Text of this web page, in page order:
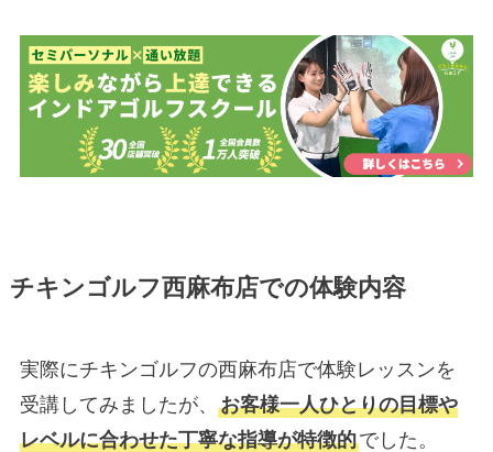
チキンゴルフ西麻布店での体験内容
実際にチキンゴルフの西麻布店で体験レッスンを
受講してみましたが、 お客様一人ひとりの目標や
レベルに合わせた丁寧な指導が特徴的でした。